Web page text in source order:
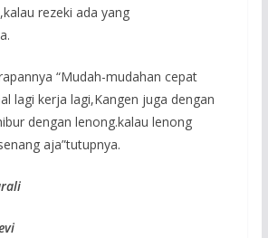
rezeki ada yang
“Mudah-mudahan cepat
lagi kerja lagi,Kangen juga dengan
dengan lenong.kalau lenong
aja”tutupnya.